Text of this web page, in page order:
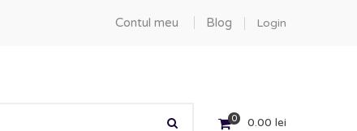
Contul meu Blog Login
0 0.00 lei